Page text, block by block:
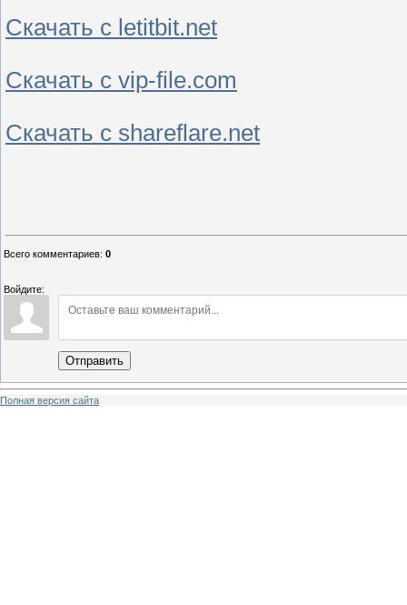
Скачать с letitbit.net
Скачать с vip-file.com
Скачать с shareflare.net
Всего комментариев: 0
Войдите:
Отправить
Полная версия сайта